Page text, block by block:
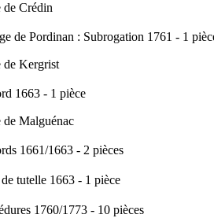
de Crédin
de Pordinan : Subrogation 1761 - 1
de Kergrist
1663 - 1 pièce
de Malguénac
1661/1663 - 2 pièces
tutelle 1663 - 1 pièce
1760/1773 - 10 pièces